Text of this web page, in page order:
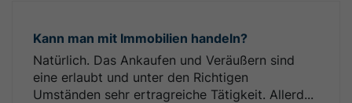
Kann man mit Immobilien handeln?
Natürlich. Das Ankaufen und Veräußern sind
eine erlaubt und unter den Richtigen
Umständen sehr ertragreiche Tätigkeit. Allerd...